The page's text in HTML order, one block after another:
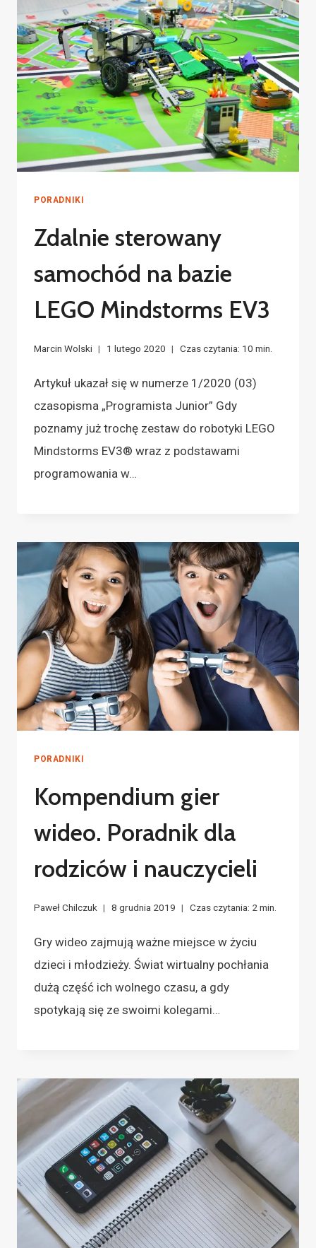
PORADNIKI
Zdalnie sterowany
samochód na bazie
LEGO Mindstorms EV3
Marcin Wolski 1 lutego 2020 Czas czytania: 10 min.
Artykuł ukazał się w numerze 1/2020 (03)
czasopisma „Programista Junior” Gdy
poznamy już trochę zestaw do robotyki LEGO
Mindstorms EV3® wraz z podstawami
programowania w…
PORADNIKI
Kompendium gier
wideo. Poradnik dla
rodziców i nauczycieli
Paweł Chilczuk 8 grudnia 2019 Czas czytania: 2min.
Gry wideo zajmują ważne miejsce w życiu
dzieci i młodzieży. Świat wirtualny pochłania
dużą część ich wolnego czasu, a gdy
spotykają się ze swoimi kolegami…